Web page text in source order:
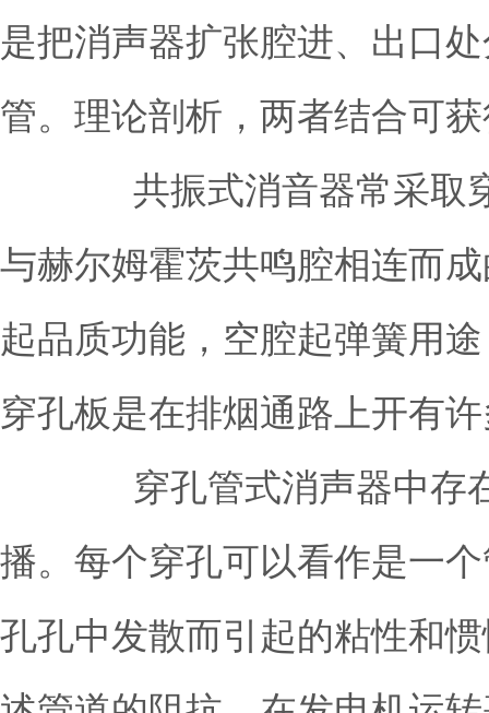
是把消声器扩张腔进、出口
管。理论剖析，两者结合可
共振式消音器常采取穿孔
与赫尔姆霍茨共鸣腔相连而
起品质功能，空腔起弹簧用
穿孔板是在排烟通路上开有
穿孔管式消声器中存在大
播。每个穿孔可以看作是一
孔孔中发散而引起的粘性和